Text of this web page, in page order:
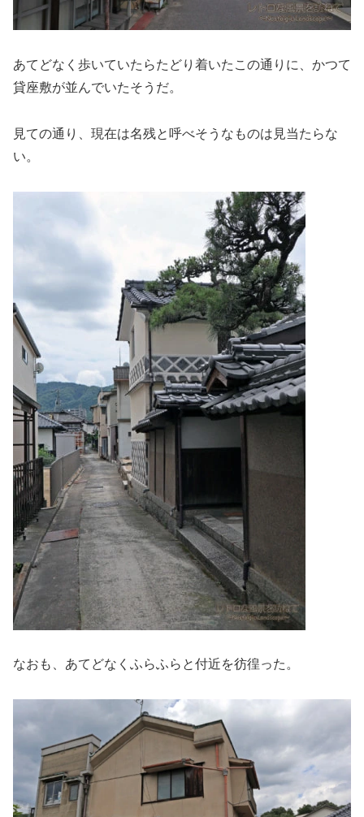
あてどなく歩いていたらたどり着いたこの通りに、かつて
貸座敷が並んでいたそうだ。
見ての通り、現在は名残と呼べそうなものは見当たらな
い。
なおも、あてどなくふらふらと付近を彷徨った。